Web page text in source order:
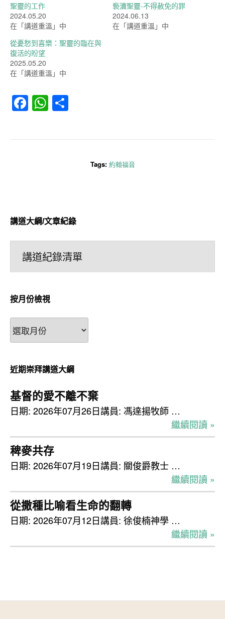
聖靈的工作
2024.05.20
在「講道重溫」中
䙝瀆聖靈-不得赦免的罪
2024.06.13
在「講道重溫」中
從憂愁到喜樂：聖靈的臨在與
復活的盼望
2025.05.20
在「講道重溫」中
Facebook
WhatsApp
Tags: 約翰福音
講道大綱/文章紀錄
講道紀錄清單
按月份檢視
按
月
檢
視
近期崇拜講道大綱
基督的愛不離不棄
日期: 2026年07月26日講員: 馮達揚牧師 …
繼續閱讀 »
稗麥共存
日期: 2026年07月19日講員: 關俊爵教士 …
繼續閱讀 »
從撒種比喻看生命的翻轉
日期: 2026年07月12日講員: 徐俊楠神學 …
繼續閱讀 »